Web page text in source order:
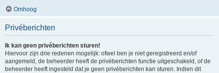
Omhoog
Privéberichten
Ik kan geen privéberichten sturen!
Hiervoor zijn drie redenen mogelijk: ofwel ben je niet geregistreerd en/of
aangemeld, de beheerder heeft de privéberichten functie uitgeschakeld, of de
beheerder heeft ingesteld dat je geen privéberichten kan sturen. Indien dit